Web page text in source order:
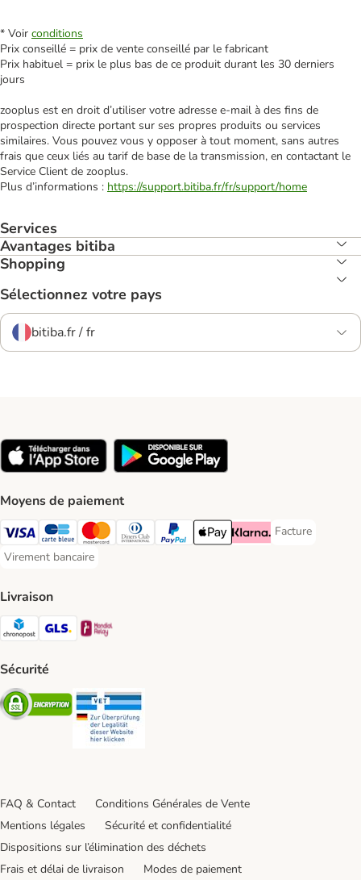
* Voir conditions
Prix conseillé = prix de vente conseillé par le fabricant
Prix habituel = prix le plus bas de ce produit durant les 30 derniers
jours
zooplus est en droit d’utiliser votre adresse e‑mail à des fins de
prospection directe portant sur ses propres produits ou services
similaires. Vous pouvez vous y opposer à tout moment, sans autres
frais que ceux liés au tarif de base de la transmission, en contactant le
Service Client de zooplus.
Plus d’informations : https://support.bitiba.fr/fr/support/home
Services
Avantages bitiba
Shopping
Sélectionnez votre pays
bitiba.fr / fr
Moyens de paiement
Visa Payment Method
carte bleue Payment Method
Master Card Payment Method
Diners Club Payment Method
Paypal Payment Method
Apple Pay Payment Method
Klarna Payment Method
Facture
Facture
Virement bancaire
Virement bancaire Payment Method
Livraison
Chronopost Shipping Method
GLS Shipping Method
Sécurité
Security
FAQ & Contact
Conditions Générales de Vente
Mentions légales
Sécurité et confidentialité
Dispositions sur l’élimination des déchets
Frais et délai de livraison
Modes de paiement